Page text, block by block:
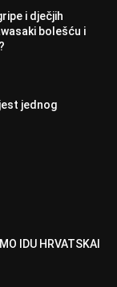
i dječjih
bolešću i
jednog
IDU HRVATSKAI